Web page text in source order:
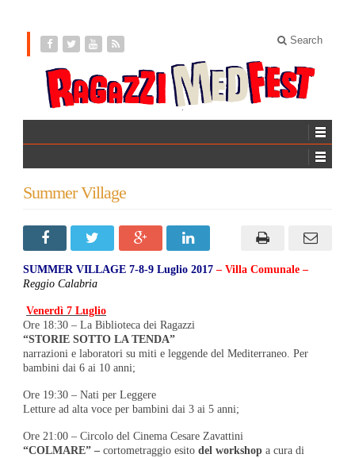
Search
Summer Village
SUMMER VILLAGE 7-8-9 Luglio 2017 – Villa Comunale –
Reggio Calabria
Venerdì 7 Luglio
Ore 18:30 – La Biblioteca dei Ragazzi
“STORIE SOTTO LA TENDA”
narrazioni e laboratori su miti e leggende del Mediterraneo. Per
bambini dai 6 ai 10 anni;
Ore 19:30 – Nati per Leggere
Letture ad alta voce per bambini dai 3 ai 5 anni;
Ore 21:00 – Circolo del Cinema Cesare Zavattini
“COLMARE” – cortometraggio esito del workshop a cura di